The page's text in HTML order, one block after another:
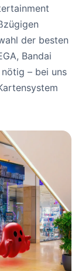
der besten
Bandai
– bei uns